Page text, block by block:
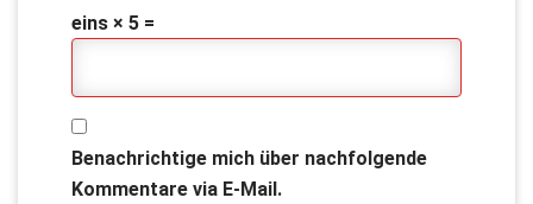
eins × 5 =
Benachrichtige mich über nachfolgende
Kommentare via E-Mail.